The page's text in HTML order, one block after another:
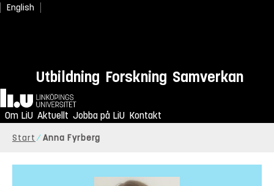
English
Utbildning Forskning Samverkan
Hem
Om LiU Aktuellt Jobba på LiU Kontakt
Start Anna Fyrberg